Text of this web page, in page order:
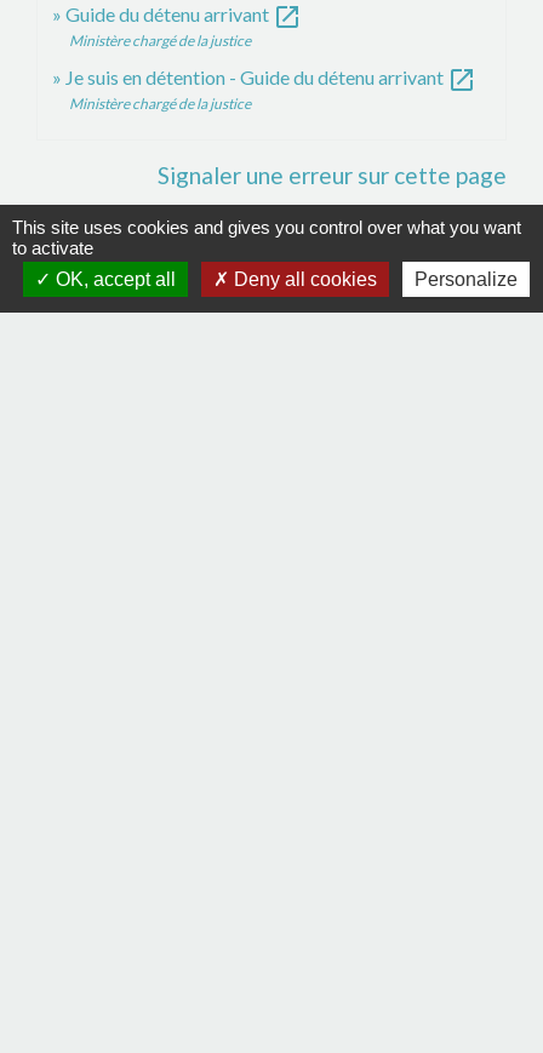
Guide du détenu arrivant open_in_new
Ministère chargé de la justice
Je suis en détention - Guide du détenu arrivant open_in_new
Ministère chargé de la justice
Signaler une erreur sur cette page
Contacts
This site uses cookies and gives you control over what you want
to activate
OK, accept all
Deny all cookies Personalize